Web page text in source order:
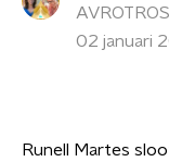
AVROTROS
02 januari
Runell Martes